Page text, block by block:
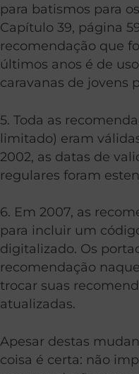
para batismos para
Capítulo 39, página
recomendação que
últimos anos é de
caravanas de jovens
5. Toda as
limitado) eram
2002, as datas de
regulares foram
6. Em 2007, as
para incluir um
digitalizado. Os
recomendação
trocar suas
atualizadas.
Apesar destas
coisa é certa: não